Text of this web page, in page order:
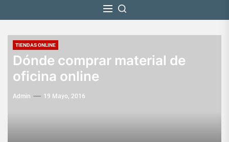
TIENDAS ONLINE
Dónde comprar material de
oficina online
Admin 19 Mayo, 2016